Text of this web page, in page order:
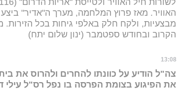
מבצעיות, ולקח חלק באלפי גיחות בכל הזירות.
הקרוב ובחודש ספטמבר (ינון שלום יתח)
13:08
צה"ל הודיע על כוונתו להחרים ולהרוס את